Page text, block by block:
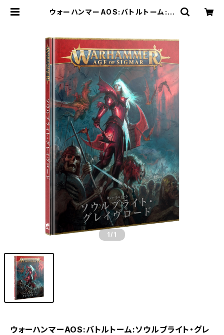
ウォーハンマーAOS:バトルトーム:ソ
ォーハンマー中心のミニチュアゲーム
ショップ
1 /1
ウォーハンマーAOS:バトルトーム:ソウルブライト・グレ